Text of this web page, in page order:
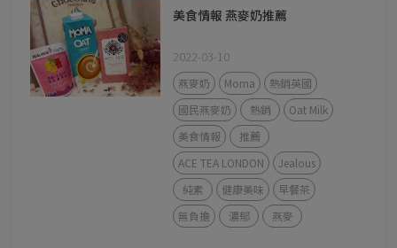
美食情報 燕麥奶推薦
2022-03-10
燕麥奶 Moma
熱銷英國
國民燕麥奶
熱銷
Oat Milk
美食情報
推薦
ACE TEA LONDON
Jealous
純素
健康美味
早餐茶
無負擔
濃郁 燕麥